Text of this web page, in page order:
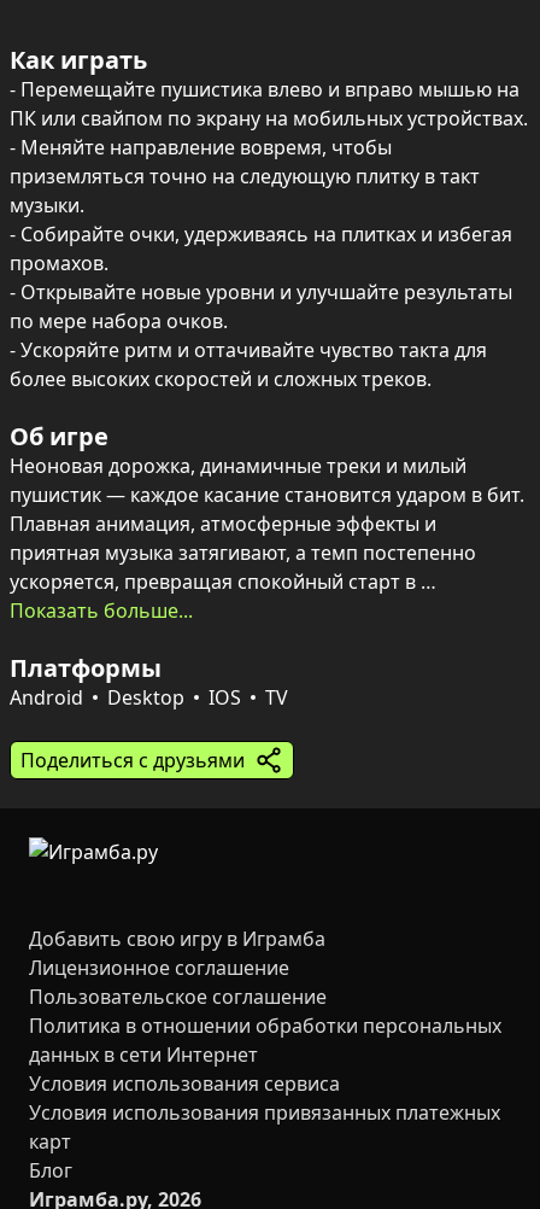
Как играть
- Перемещайте пушистика влево и вправо мышью на
ПК или свайпом по экрану на мобильных устройствах.
- Меняйте направление вовремя, чтобы
приземляться точно на следующую плитку в такт
музыки.
- Собирайте очки, удерживаясь на плитках и избегая
промахов.
- Открывайте новые уровни и улучшайте результаты
по мере набора очков.
- Ускоряйте ритм и оттачивайте чувство такта для
более высоких скоростей и сложных треков.
Об игре
Неоновая дорожка, динамичные треки и милый
пушистик — каждое касание становится ударом в бит.
Плавная анимация, атмосферные эффекты и
приятная музыка затягивают, а темп постепенно
ускоряется, превращая спокойный старт в
напряжённый ритм-раннер.
Пушистик движется автоматически — задача вовремя
менять направление и приземляться на следующую
вправо, на мобильных устройствах — свайпом по
экрану. Открываются новые уровни, улучшаются
друзьями или личного рекорда.
Показать больше...
Платформы
Android Desktop IOS TV
Поделиться с друзьями
Добавить свою игру в Играмба
Лицензионное соглашение
Пользовательское соглашение
Политика в отношении обработки персональных
данных в сети Интернет
Условия использования сервиса
Условия использования привязанных платежных
карт
Блог
Играмба.ру, 2026